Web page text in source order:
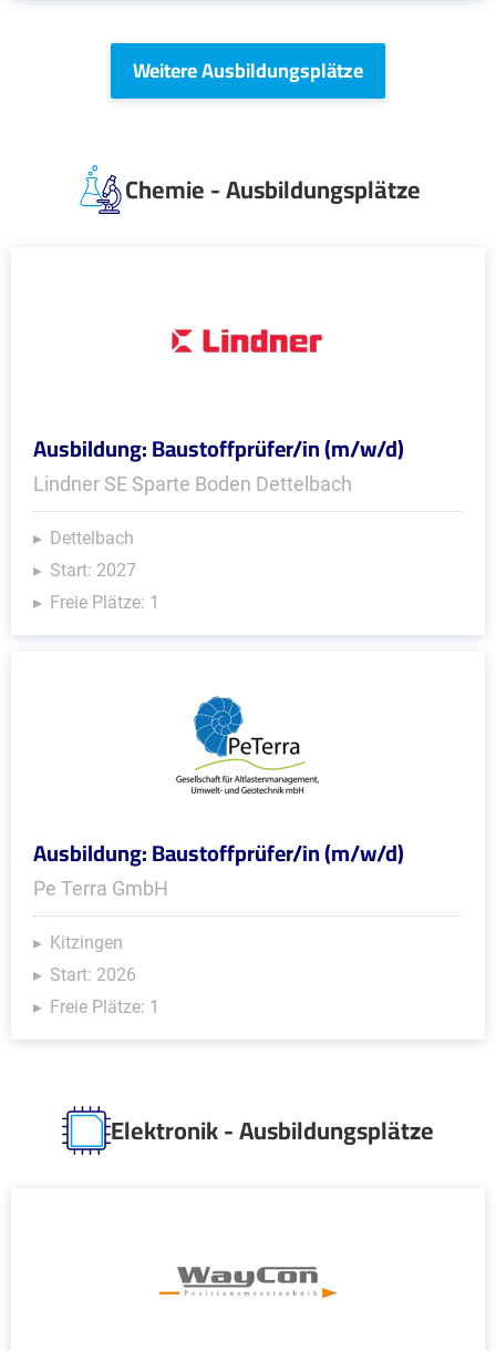
Weitere Ausbildungsplätze
Chemie - Ausbildungsplätze
Ausbildung: Baustoffprüfer/in (m/w/d)
Lindner SE Sparte Boden Dettelbach
Dettelbach
Start: 2027
Freie Plätze: 1
Ausbildung: Baustoffprüfer/in (m/w/d)
Pe Terra GmbH
Kitzingen
Start: 2026
Freie Plätze: 1
Elektronik - Ausbildungsplätze